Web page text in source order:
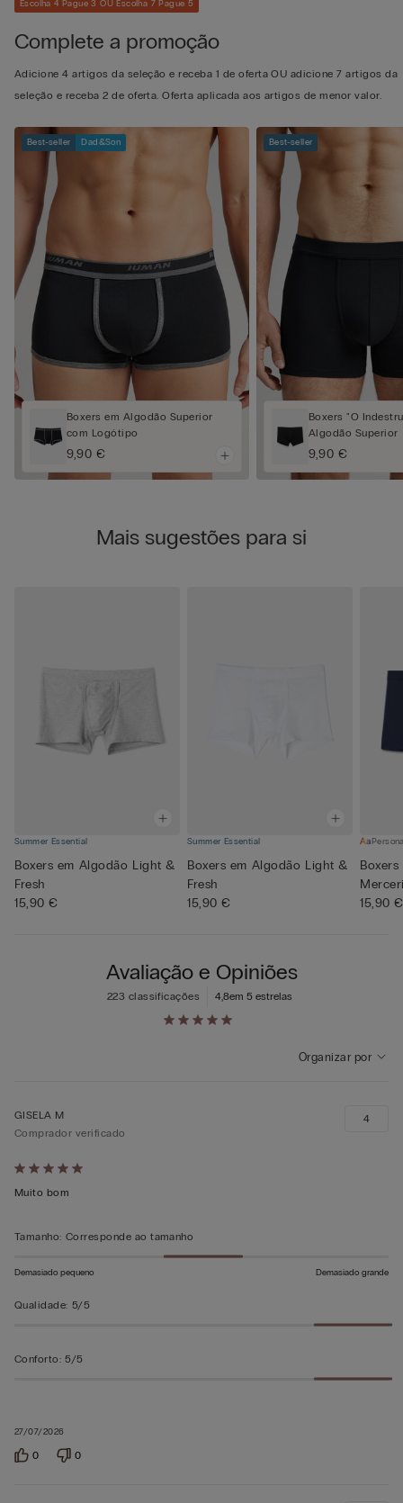
Escolha 4 Pague 3 OU Escolha 7 Pague 5
Complete a promoção
Adicione 4 artigos da seleção e receba 1 de oferta OU adicione 7 artigos da
seleção e receba 2 de oferta. Oferta aplicada aos artigos de menor valor.
Best-seller Dad&Son
Boxers em Algodão Superior
com Logótipo
9,90 €
Best-seller
Boxers "O
Algodão Superior
9,90 €
Mais sugestões para si
Summer Essential
Boxers em Algodão Light &
Fresh
15,90 €
Summer Essential
Boxers em Algodão Light &
Fresh
15,90 €
15,90 €
Avaliação e Opiniões
4,8em 5 estrelas
223 classificações
Organizar por
Atribuiu
5
5
27/07/2026
GISELA M
Comprador verificado
Muito bom
4
Tamanho: Corresponde ao tamanho
Demasiado pequeno Demasiado grande
Qualidade: 5/5
Conforto: 5/5
0 0